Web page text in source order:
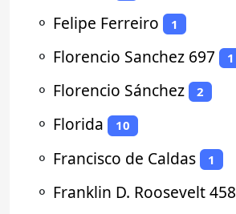
⚬ Felipe Ferreiro 1
⚬ Florencio Sanchez 697 1
⚬ Florencio Sánchez 2
⚬ Florida 10
⚬ Francisco de Caldas 1
⚬ Franklin D. Roosevelt 458